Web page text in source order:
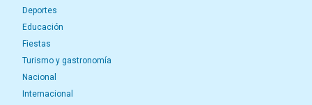
Deportes
Educación
Fiestas
Turismo y gastronomía
Nacional
Internacional